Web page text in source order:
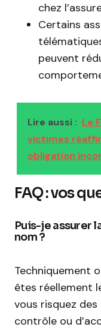
chez
Certains
peuvent
Lire aussi : Le
victimes
obligation
FAQ : vos
Puis-je assurer
nom ?
Techniquement
êtes réellement
vous risquez
contrôle ou